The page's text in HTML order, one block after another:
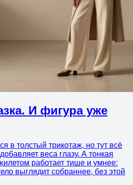
И фигура уже
в толстый трикотаж, но тут всё
веса глазу. А тонкая
работает тише и умнее:
выглядит собраннее, без этой